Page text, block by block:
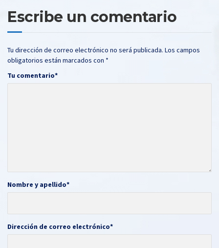
Escribe un comentario
Tu dirección de correo electrónico no será publicada. Los campos
obligatorios están marcados con *
Tu comentario*
Nombre y apellido*
Dirección de correo electrónico*